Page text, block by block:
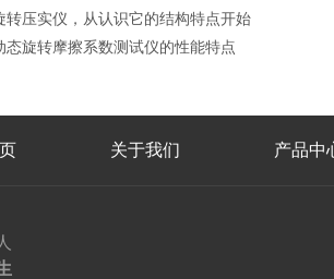
转压实仪，从认识它的结构特点开始
态旋转摩擦系数测试仪的性能特点
关于我们 产品中